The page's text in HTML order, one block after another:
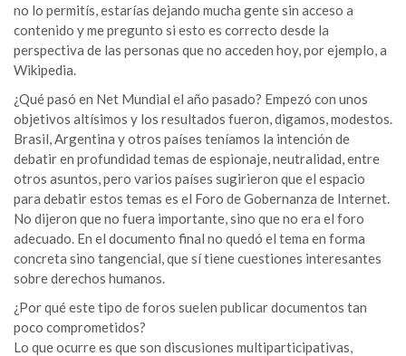
no lo permitís, estarías dejando mucha gente sin acceso a
contenido y me pregunto si esto es correcto desde la
perspectiva de las personas que no acceden hoy, por ejemplo, a
Wikipedia.
¿Qué pasó en Net Mundial el año pasado? Empezó con unos
objetivos altísimos y los resultados fueron, digamos, modestos.
Brasil, Argentina y otros países teníamos la intención de
debatir en profundidad temas de espionaje, neutralidad, entre
otros asuntos, pero varios países sugirieron que el espacio
para debatir estos temas es el Foro de Gobernanza de Internet.
No dijeron que no fuera importante, sino que no era el foro
adecuado. En el documento final no quedó el tema en forma
concreta sino tangencial, que sí tiene cuestiones interesantes
sobre derechos humanos.
¿Por qué este tipo de foros suelen publicar documentos tan
poco comprometidos?
Lo que ocurre es que son discusiones multiparticipativas,